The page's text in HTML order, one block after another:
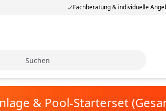
Fachberatung & individuelle
& Pool-Starterset